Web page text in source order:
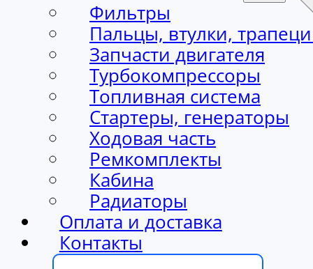
Фильтры
Пальцы, втулки,
Запчасти двигателя
Турбокомпрессоры
Топливная система
Стартеры, генераторы
Ходовая часть
Ремкомплекты
Кабина
Радиаторы
Оплата и доставка
Контакты